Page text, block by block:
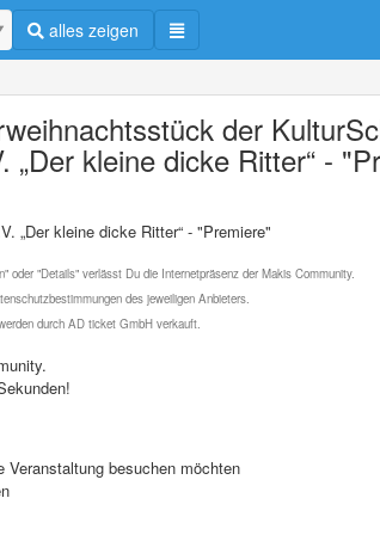
alles zeigen
der
„Der kleine dicke Ritter“ -
„Der kleine dicke Ritter“ - "Premiere"
oder "Details" verlässt Du die Internetpräsenz der Makis Community.
des jeweiligen Anbieters.
durch AD ticket GmbH verkauft.
besuchen möchten